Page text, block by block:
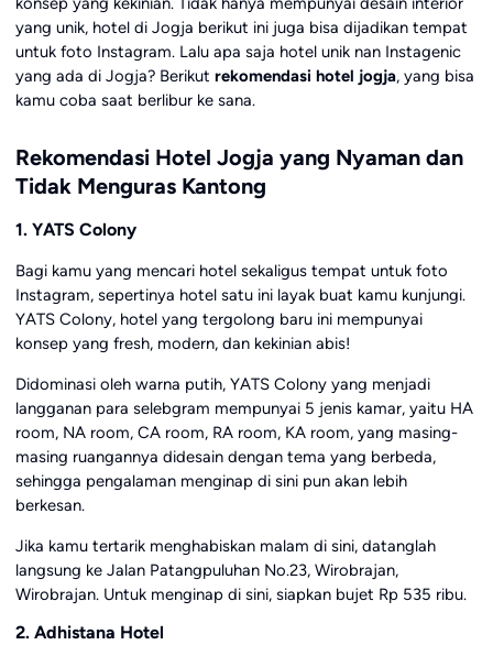
yang unik, hotel di Jogja berikut ini juga bisa dijadikan tempat
untuk foto Instagram. Lalu apa saja hotel unik nan Instagenic
yang ada di Jogja? Berikut rekomendasi hotel jogja, yang bisa
kamu coba saat berlibur ke sana.
Rekomendasi Hotel Jogja yang Nyaman dan
Tidak Menguras Kantong
1. YATS Colony
Bagi kamu yang mencari hotel sekaligus tempat untuk foto
Instagram, sepertinya hotel satu ini layak buat kamu kunjungi.
YATS Colony, hotel yang tergolong baru ini mempunyai
konsep yang fresh, modern, dan kekinian abis!
Didominasi oleh warna putih, YATS Colony yang menjadi
langganan para selebgram mempunyai 5 jenis kamar, yaitu HA
room, NA room, CA room, RA room, KA room, yang masing-
masing ruangannya didesain dengan tema yang berbeda,
sehingga pengalaman menginap di sini pun akan lebih
berkesan.
Jika kamu tertarik menghabiskan malam di sini, datanglah
langsung ke Jalan Patangpuluhan No.23, Wirobrajan,
Wirobrajan. Untuk menginap di sini, siapkan bujet Rp 535 ribu.
2. Adhistana Hotel